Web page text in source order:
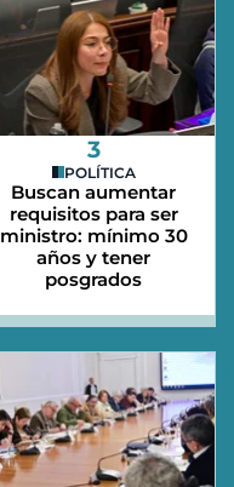
3
POLÍTICA
Buscan aumentar
requisitos para ser
ministro: mínimo 30
años y tener
posgrados